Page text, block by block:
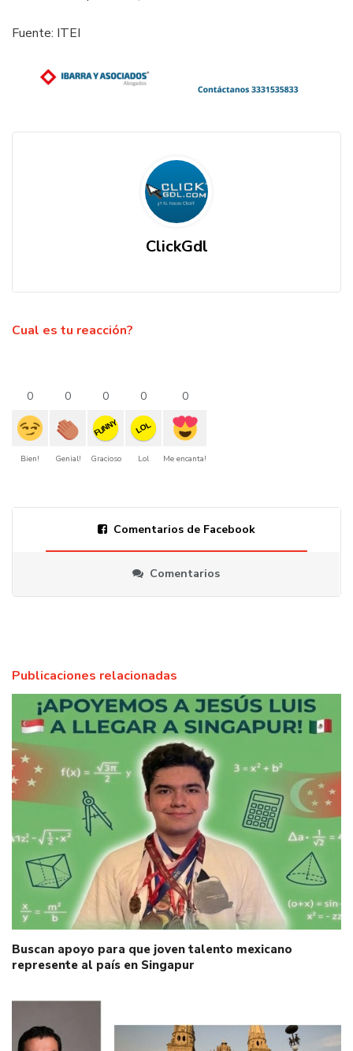
Fuente: ITEI
ClickGdl
Cual es tu reacción?
0
Bien!
0
Genial!
0
FUNNY
Gracioso
0
LOL
Lol
0
Me encanta!
Comentarios de Facebook
Comentarios
Publicaciones relacionadas
Buscan apoyo para que joven talento mexicano
represente al país en Singapur